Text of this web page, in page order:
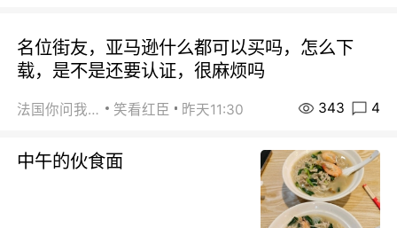
名位街友，亚马逊什么都可以买吗，怎么下
载，是不是还要认证，很麻烦吗
法国你问我答 笑看红臣 昨天11:30 343 4
中午的伙食面